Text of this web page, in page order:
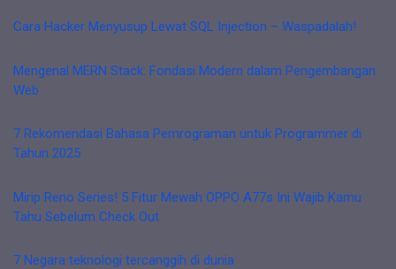
Cara Hacker Menyusup Lewat SQL Injection – Waspadalah!
Mengenal MERN Stack: Fondasi Modern dalam Pengembangan
Web
7 Rekomendasi Bahasa Pemrograman untuk Programmer di
Tahun 2025
Mirip Reno Series! 5 Fitur Mewah OPPO A77s Ini Wajib Kamu
Tahu Sebelum Check Out
7 Negara teknologi tercanggih di dunia